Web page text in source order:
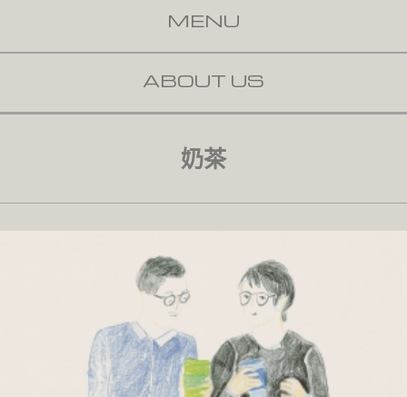
MENU
SKIP TO CONTENT
ABOUT US
奶茶